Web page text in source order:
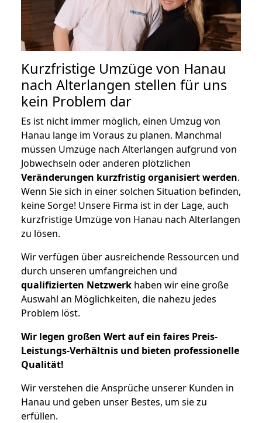
Kurzfristige Umzüge von Hanau
nach Alterlangen stellen für uns
kein Problem dar
Es ist nicht immer möglich, einen Umzug von
Hanau lange im Voraus zu planen. Manchmal
müssen Umzüge nach Alterlangen aufgrund von
Jobwechseln oder anderen plötzlichen
Veränderungen kurzfristig organisiert werden.
Wenn Sie sich in einer solchen Situation befinden,
keine Sorge! Unsere Firma ist in der Lage, auch
kurzfristige Umzüge von Hanau nach Alterlangen
zu lösen.
Wir verfügen über ausreichende Ressourcen und
durch unseren umfangreichen und
qualifizierten Netzwerk haben wir eine große
Auswahl an Möglichkeiten, die nahezu jedes
Problem löst.
Wir legen großen Wert auf ein faires Preis-
Leistungs-Verhältnis und bieten professionelle
Qualität!
Wir verstehen die Ansprüche unserer Kunden in
Hanau und geben unser Bestes, um sie zu
erfüllen.